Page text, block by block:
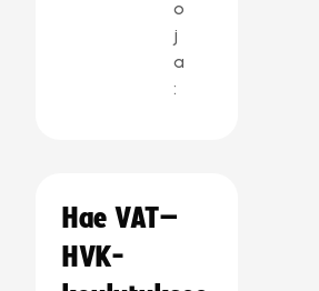
o
j
a
:
Hae VAT–
HVK-